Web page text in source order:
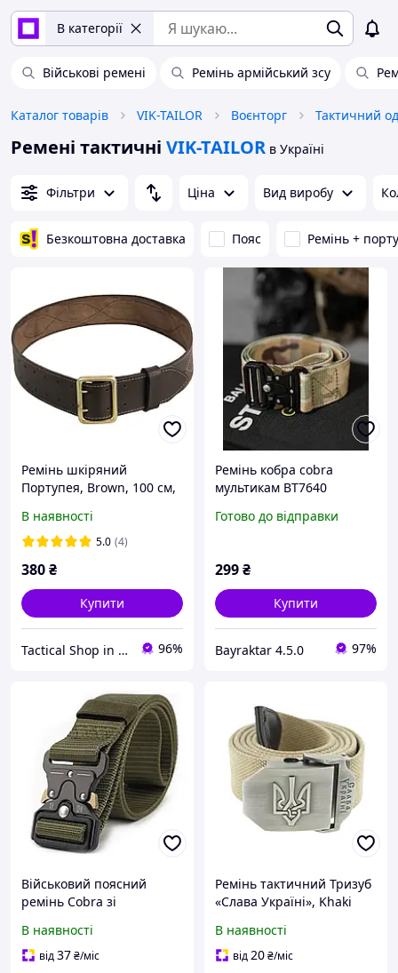
В категорії
Військові ремені Ремінь армійський зсу
Каталог товарів VIK-TAILOR Воєнторг Тактичний
Ремені тактичні VIK-TAILOR в Україні
Фільтри Ціна Вид виробу
Безкоштовна доставка Пояс Ремінь +
Ремінь шкіряний
Портупея, Brown, 100 см,
В наявності
5.0 (4)
380₴
Купити
Tactical Shop in Ukraine 96%
Ремінь кобра cobra
мультикам ВТ7640
Готово до відправки
299₴
Купити
Bayraktar 4.5.0 97%
Військовий поясний
ремінь Cobra зі
пряжкою/ Тактичний
армійський ремінь на
В наявності
від37₴/міс
Ремінь тактичний Тризуб
«Слава Україні», Khaki
В наявності
від20₴/міс